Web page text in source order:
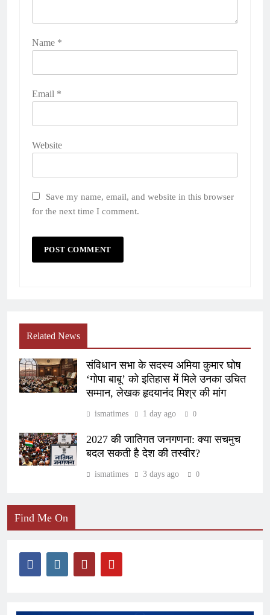
Name *
Email *
Website
Save my name, email, and website in this browser
for the next time I comment.
Related News
संविधान सभा के सदस्य अमिया कुमार घोष
‘गोपा बाबू’ को इतिहास में मिले उनका उचित
सम्मान, लेखक हृदयानंद मिश्र की मांग
ismatimes 1 day ago 0
2027 की जातिगत जनगणना: क्या सचमुच
बदल सकती है देश की तस्वीर?
ismatimes 3 days ago 0
Find Me On